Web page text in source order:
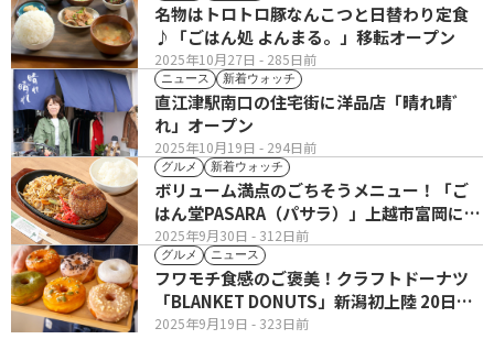
2025年10月27日 - 285日前
名物はトロトロ豚なんこつと日替わり定食
♪「ごはん処 よんまる。」移転オープン
ニュース 新着ウォッチ
2025年10月19日 - 294日前
直江津駅南口の住宅街に洋品店「晴れ晴ﾞ
れ」オープン
グルメ 新着ウォッチ
2025年9月30日 - 312日前
ボリューム満点のごちそうメニュー！「ご
はん堂PASARA（パサラ）」上越市富岡にオ
ープン
グルメ ニュース
2025年9月19日 - 323日前
フワモチ食感のご褒美！クラフトドーナツ
「BLANKET DONUTS」新潟初上陸 20日
(土)オープン